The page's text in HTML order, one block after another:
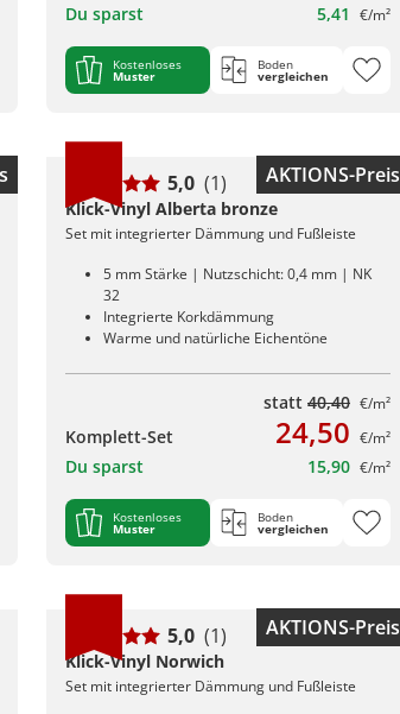
Du sparst 5,41 €/m²
Kostenloses
Muster
Boden
vergleichen
AKTIONS-Preis
5,0 (1)
Klick-Vinyl Alberta bronze
Set mit integrierter Dämmung und Fußleiste
5 mm Stärke | Nutzschicht: 0,4 mm | NK
32
Integrierte Korkdämmung
Warme und natürliche Eichentöne
statt 40,40 €/m²
Komplett-Set 24,50 €/m²
Du sparst 15,90 €/m²
Kostenloses
Muster
Boden
vergleichen
AKTIONS-Preis
5,0 (1)
Klick-Vinyl Norwich
Set mit integrierter Dämmung und Fußleiste